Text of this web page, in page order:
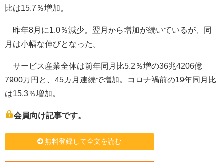
比は15.7％増加。
昨年8月に1.0％減少。翌月から増加が続いているが、同
月は小幅な伸びとなった。
サービス産業全体は前年同月比5.2％増の36兆4206億
7900万円と、45カ月連続で増加。コロナ禍前の19年同月比
は15.3％増加。
会員向け記事です。
無料登録して全文を読む